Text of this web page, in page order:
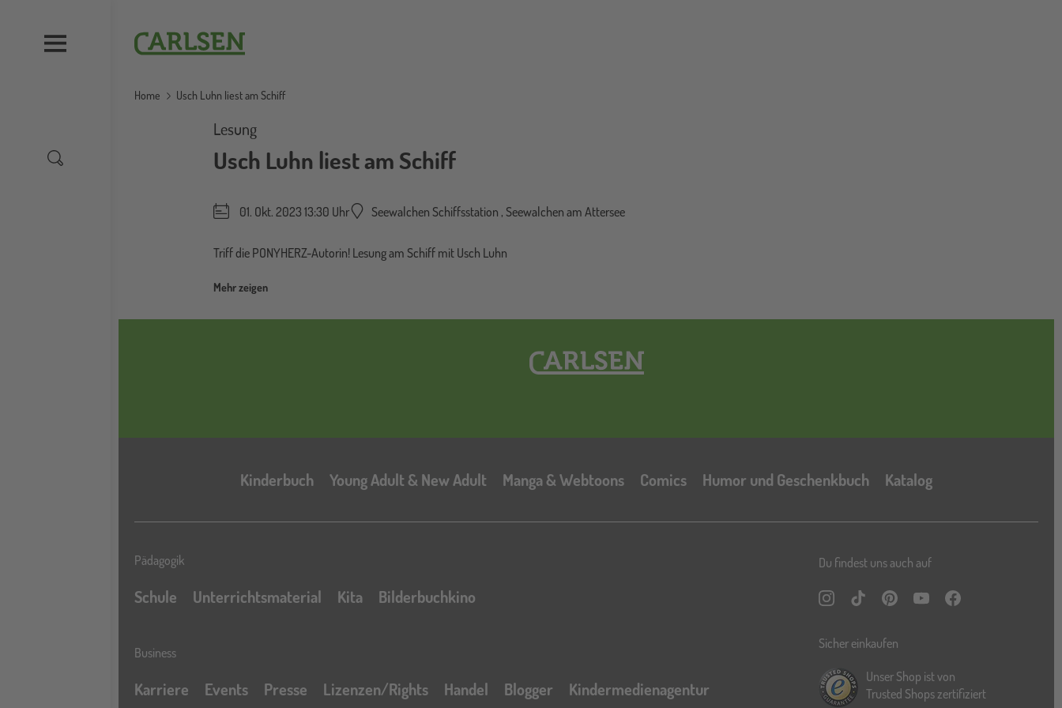
Carlsen
Home Usch Luhn liest am Schiff
Lesung
Usch Luhn liest am Schiff
01. Okt. 2023 13:30 Uhr Seewalchen Schiffsstation , Seewalchen am Attersee
Triff die PONYHERZ-Autorin! Lesung am Schiff mit Usch Luhn
Mehr zeigen
Hauptnavigation
Kinderbuch Young Adult & New Adult Manga & Webtoons Comics Humor und Geschenkbuch Katalog
Katalog
Pädagogik
Schule Unterrichtsmaterial Kita Bilderbuchkino
Business
Karriere Events Presse Lizenzen/Rights Handel Blogger Kindermedienagentur
Du findest uns auch auf
Instagram
TikTokPinterestYouTubeFacebook
Sicher einkaufen
Unser Shop ist von
Trusted Shops zertifiziert